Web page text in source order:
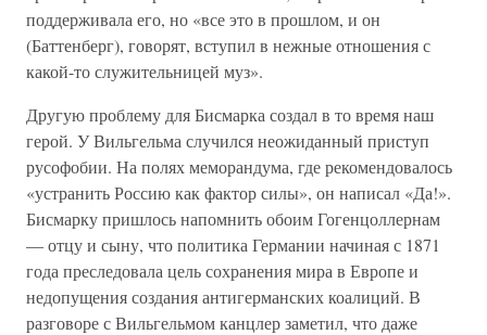
поддерживала его, но «все это в прошлом, и он
(Баттенберг), говорят, вступил в нежные отношения с
какой-то служительницей муз».
Другую проблему для Бисмарка создал в то время наш
герой. У Вильгельма случился неожиданный приступ
русофобии. На полях меморандума, где рекомендовалось
«устранить Россию как фактор силы», он написал «Да!».
Бисмарку пришлось напомнить обоим Гогенцоллернам
— отцу и сыну, что политика Германии начиная с 1871
года преследовала цель сохранения мира в Европе и
недопущения создания антигерманских коалиций. В
разговоре с Вильгельмом канцлер заметил, что даже